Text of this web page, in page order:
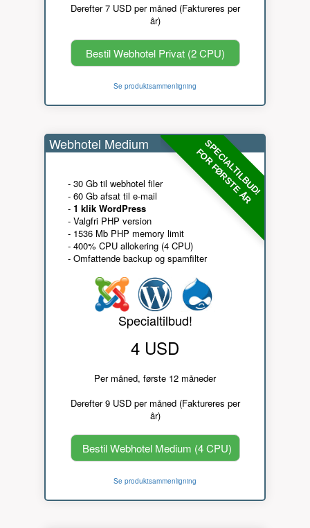
Derefter 7 USD per måned (Faktureres per
år)
Bestil Webhotel Privat (2 CPU)
Se produktsammenligning
SPECIALTILBUD!
FOR FØRSTE ÅR
Webhotel Medium
- 30 Gb til webhotel filer
- 60 Gb afsat til e-mail
- 1 klik WordPress
- Valgfri PHP version
- 1536 Mb PHP memory limit
- 400% CPU allokering (4 CPU)
- Omfattende backup og spamfilter
Specialtilbud!
4 USD
Per måned, første 12 måneder
Derefter 9 USD per måned (Faktureres per
år)
Bestil Webhotel Medium (4 CPU)
Se produktsammenligning